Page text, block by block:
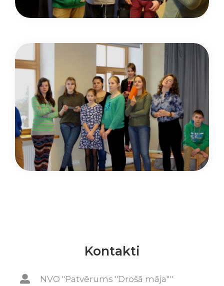
Kontakti
NVO "Patvērums "Drošā māja""